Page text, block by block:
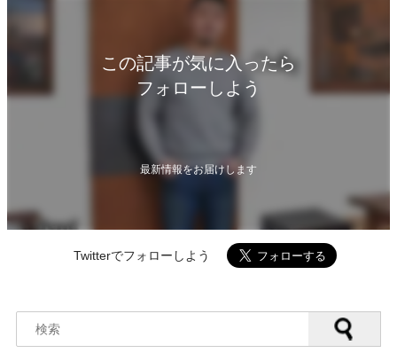
この記事が気に入ったら
フォローしよう
最新情報をお届けします
Twitterでフォローしよう